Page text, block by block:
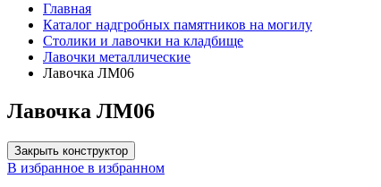
Главная
Каталог надгробных памятников на могилу
Столики и лавочки на кладбище
Лавочки металлические
Лавочка ЛМ06
Лавочка ЛМ06
Закрыть конструктор
В избранное в избранном